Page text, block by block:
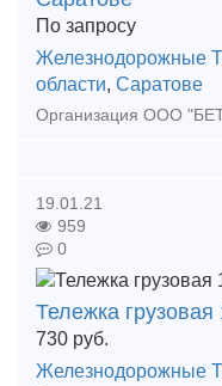
По запросу
Железнодорожные
области, Саратове
19.01.21
959
0
Тележка грузовая
730 руб.
Железнодорожные